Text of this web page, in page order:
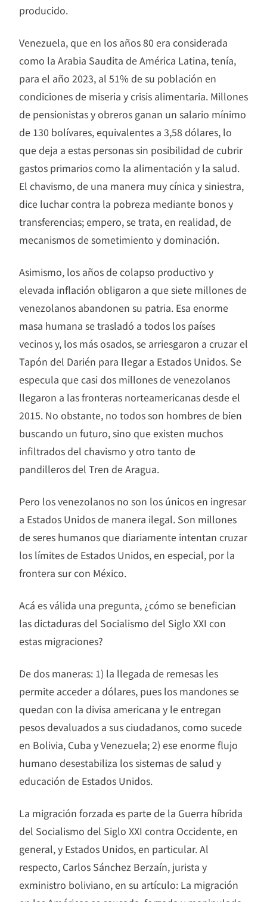
producido.
Venezuela, que en los años 80 era considerada
como la Arabia Saudita de América Latina, tenía,
para el año 2023, al 51% de su población en
condiciones de miseria y crisis alimentaria. Millones
de pensionistas y obreros ganan un salario mínimo
de 130 bolívares, equivalentes a 3,58 dólares, lo
que deja a estas personas sin posibilidad de cubrir
gastos primarios como la alimentación y la salud.
El chavismo, de una manera muy cínica y siniestra,
dice luchar contra la pobreza mediante bonos y
transferencias; empero, se trata, en realidad, de
mecanismos de sometimiento y dominación.
Asimismo, los años de colapso productivo y
elevada inflación obligaron a que siete millones de
venezolanos abandonen su patria. Esa enorme
masa humana se trasladó a todos los países
vecinos y, los más osados, se arriesgaron a cruzar el
Tapón del Darién para llegar a Estados Unidos. Se
especula que casi dos millones de venezolanos
llegaron a las fronteras norteamericanas desde el
2015. No obstante, no todos son hombres de bien
buscando un futuro, sino que existen muchos
infiltrados del chavismo y otro tanto de
pandilleros del Tren de Aragua.
Pero los venezolanos no son los únicos en ingresar
a Estados Unidos de manera ilegal. Son millones
de seres humanos que diariamente intentan cruzar
los límites de Estados Unidos, en especial, por la
frontera sur con México.
Acá es válida una pregunta, ¿cómo se benefician
las dictaduras del Socialismo del Siglo XXI con
estas migraciones?
De dos maneras: 1) la llegada de remesas les
permite acceder a dólares, pues los mandones se
quedan con la divisa americana y le entregan
pesos devaluados a sus ciudadanos, como sucede
en Bolivia, Cuba y Venezuela; 2) ese enorme flujo
humano desestabiliza los sistemas de salud y
educación de Estados Unidos.
La migración forzada es parte de la Guerra híbrida
del Socialismo del Siglo XXI contra Occidente, en
general, y Estados Unidos, en particular. Al
respecto, Carlos Sánchez Berzaín, jurista y
exministro boliviano, en su artículo: La migración